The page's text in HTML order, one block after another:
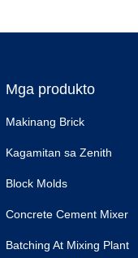
Mga produkto
Makinang Brick
Kagamitan sa Zenith
Block Molds
Concrete Cement Mixer
Batching At Mixing Plant